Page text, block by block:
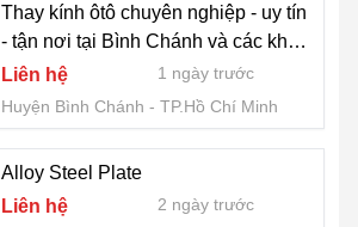
Thay kính ôtô chuyên nghiệp - uy tín
- tận nơi tại Bình Chánh và các khu
vực lân cận... 0911.317.266
Liên hệ
1 ngày trước
Huyện Bình Chánh
TP.Hồ Chí Minh
Alloy Steel Plate
Liên hệ
2 ngày trước